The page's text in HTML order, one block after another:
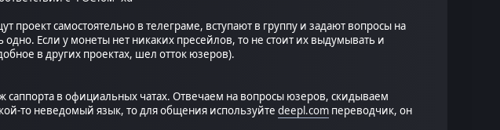
самостоятельно в телеграме, вступают в группу и задают вопросы на
Если у монеты нет никаких пресейлов, то не стоит их выдумывать и
в других проектах, шел отток юзеров).
в официальных чатах. Отвечаем на вопросы юзеров, скидываем
то неведомый язык, то для общения используйтеdeepl.com переводчик, он